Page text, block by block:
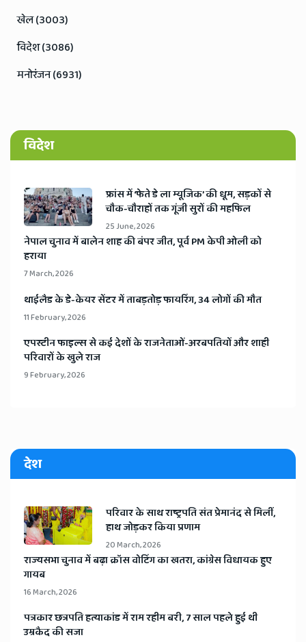
खेल (3003)
विदेश (3086)
मनोरंजन (6931)
विदेश
​फ्रांस में ‘फेते डे ला म्यूजिक’ की धूम, सड़कों से
चौक-चौराहों तक गूंजी सुरों की महफिल
25 June, 2026
​नेपाल चुनाव में बालेन शाह की बंपर जीत, पूर्व PM केपी ओली को
हराया
7 March, 2026
​थाईलैड के डे-केयर सेंटर में ताबड़तोड़ फायरिंग, 34 लोगों की मौत
11 February, 2026
​एपस्टीन फाइल्स से कई देशों के राजनेताओं-अरबपतियों और शाही
परिवारों के खुले राज
9 February, 2026
देश
​परिवार के साथ राष्ट्रपति संत प्रेमानंद से मिलीं,
हाथ जोड़कर किया प्रणाम
20 March, 2026
​राज्यसभा चुनाव में बढ़ा क्रॉस वोटिंग का खतरा, कांग्रेस विधायक हुए
गायब
16 March, 2026
​पत्रकार छत्रपति हत्याकांड में राम रहीम बरी, 7 साल पहले हुई थी
उम्रकैद की सजा